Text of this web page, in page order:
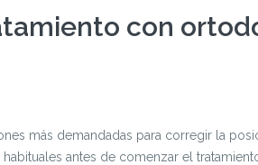
con
más demandadas para corregir la
antes de comenzar el